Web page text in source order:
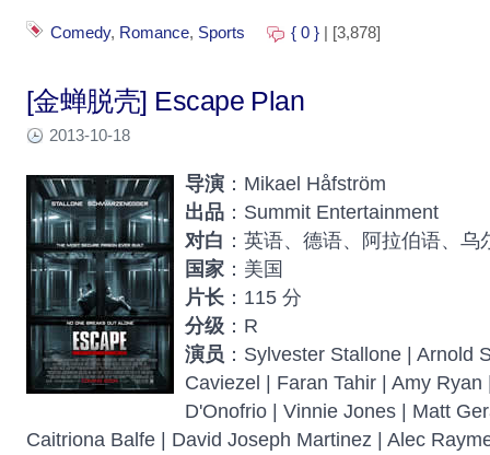
Comedy, Romance, Sports { 0 } | [3,878]
[金蝉脱壳] Escape Plan
2013-10-18
导演 ：Mikael Håfström
出品 ：Summit Entertainment
对白 ：英语、德语、阿拉伯语、乌
国家 ：美国
片长 ：115 分
分级 ：R
演员 ：Sylvester Stallone | Arnold
Caviezel | Faran Tahir | Amy
D'Onofrio | Vinnie Jones | Matt
Caitriona Balfe | David Joseph Martinez | Alec